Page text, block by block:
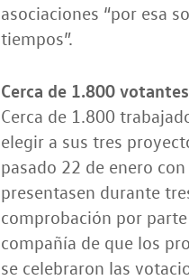
asociaciones “por esa
tiempos”.
Cerca de 1.800 votantes
Cerca de 1.800
elegir a sus tres
pasado 22 de enero
presentasen durante
comprobación por
compañía de que los
se celebraron las